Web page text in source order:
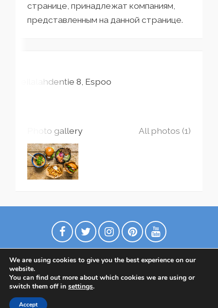
странице, принадлежат компаниям,
представленным на данной странице.
Keilalahdentie 8 Espoo
Photo gallery All photos (1)
Политика конфиденциальности
We are using cookies to give you the best experience on our
website.
You can find out more about which cookies we are using or
switch them off in settings.
Accept